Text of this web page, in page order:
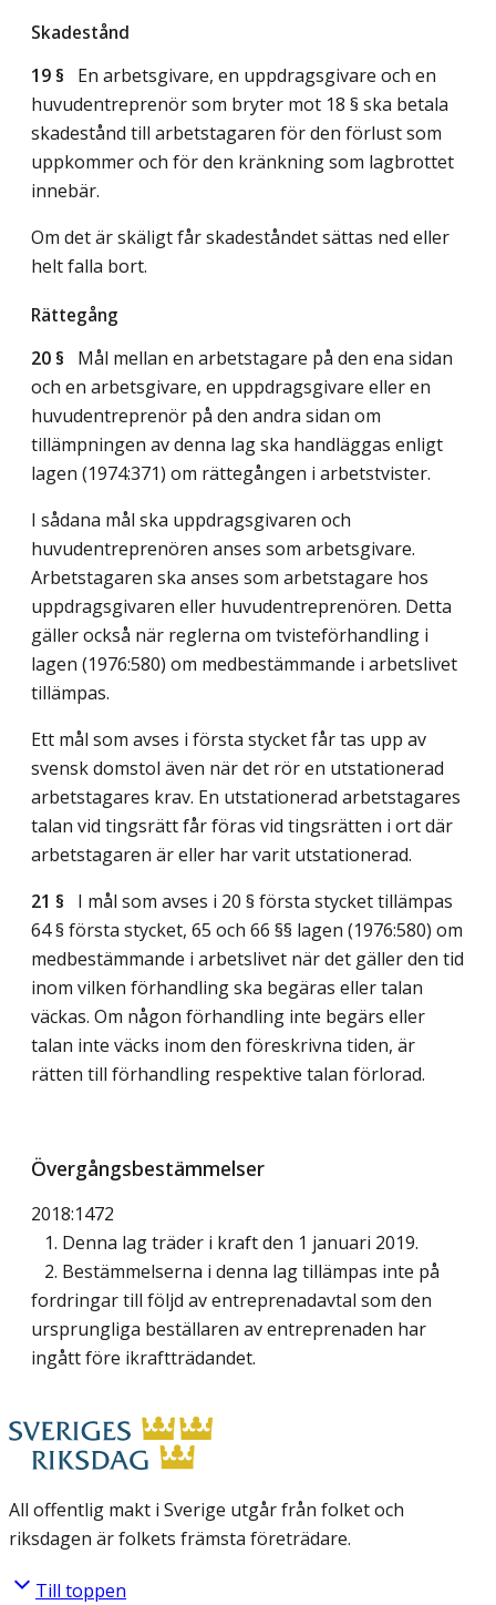
Skadestånd
19 § En arbetsgivare, en uppdragsgivare och en
huvudentreprenör som bryter mot 18 § ska betala
skadestånd till arbetstagaren för den förlust som
uppkommer och för den kränkning som lagbrottet
innebär.
Om det är skäligt får skadeståndet sättas ned eller
helt falla bort.
Rättegång
20 § Mål mellan en arbetstagare på den ena sidan
och en arbetsgivare, en uppdragsgivare eller en
huvudentreprenör på den andra sidan om
tillämpningen av denna lag ska handläggas enligt
lagen (1974:371) om rättegången i arbetstvister.
I sådana mål ska uppdragsgivaren och
huvudentreprenören anses som arbetsgivare.
Arbetstagaren ska anses som arbetstagare hos
uppdragsgivaren eller huvudentreprenören. Detta
gäller också när reglerna om tvisteförhandling i
lagen (1976:580) om medbestämmande i arbetslivet
tillämpas.
Ett mål som avses i första stycket får tas upp av
svensk domstol även när det rör en utstationerad
arbetstagares krav. En utstationerad arbetstagares
talan vid tingsrätt får föras vid tingsrätten i ort där
arbetstagaren är eller har varit utstationerad.
21 § I mål som avses i 20 § första stycket tillämpas
64 § första stycket, 65 och 66 §§ lagen (1976:580) om
medbestämmande i arbetslivet när det gäller den tid
inom vilken förhandling ska begäras eller talan
väckas. Om någon förhandling inte begärs eller
talan inte väcks inom den föreskrivna tiden, är
rätten till förhandling respektive talan förlorad.
Övergångsbestämmelser
2018:1472
1. Denna lag träder i kraft den 1 januari 2019.
2. Bestämmelserna i denna lag tillämpas inte på
fordringar till följd av entreprenadavtal som den
ursprungliga beställaren av entreprenaden har
ingått före ikraftträdandet.
All offentlig makt i Sverige utgår från folket och
riksdagen är folkets främsta företrädare.
Till toppen